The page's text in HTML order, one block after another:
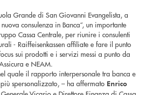
Grande di San Giovanni Evangelista, a
consulenza in Banca”, un importante
Cassa Centrale, per riunire i consulenti
- Raiffeisenkassen affiliate e fare il punto
sui prodotti e i servizi messi a punto da
e NEAM.
quale il rapporto interpersonale tra banca e
spersonalizzato, – ha affermato Enrico